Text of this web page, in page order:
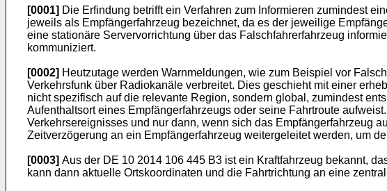
[0001] Die Erfindung betrifft ein Verfahren zum Informieren zumindest
jeweils als Empfängerfahrzeug bezeichnet, da es der jeweilige
eine stationäre Servervorrichtung über das Falschfahrerfahrzeug
kommuniziert.
[0002] Heutzutage werden Warnmeldungen, wie zum Beispiel vor
Verkehrsfunk über Radiokanäle verbreitet. Dies geschieht mit einer
nicht spezifisch auf die relevante Region, sondern global, zumindest
Aufenthaltsort eines Empfängerfahrzeugs oder seine Fahrtroute
Verkehrsereignisses und nur dann, wenn sich das Empfängerfahrzeug
Zeitverzögerung an ein Empfängerfahrzeug weitergeleitet werden, um
[0003] Aus der DE 10 2014 106 445 B3 ist ein Kraftfahrzeug bekannt,
kann dann aktuelle Ortskoordinaten und die Fahrtrichtung an eine